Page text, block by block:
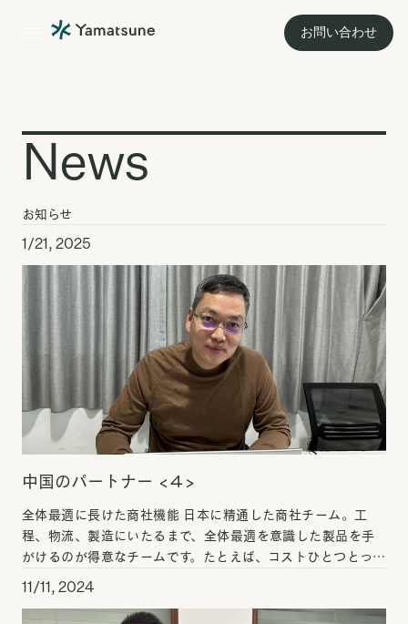
お問い合わせ
News
お知らせ
1/21, 2025
中国のパートナー <４>
全体最適に長けた商社機能 日本に精通した商社チーム。工
程、物流、製造にいたるまで、全体最適を意識した製品を手
がけるのが得意なチームです。たとえば、コストひとつとって
れ […]
11/11, 2024